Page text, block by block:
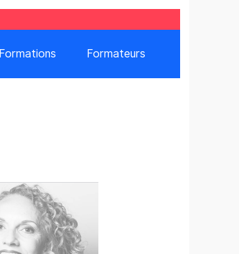
Formations Formateurs